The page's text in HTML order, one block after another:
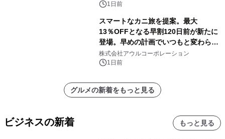
1日前
スマートなカニ旅を提案。最大
13％OFFとなる早割120日前が新たに
登場。早めの計画でいつもと変わらぬ
大人の冬旅を。ー夕日ヶ浦温泉「佳松
苑 別邸ふうか」ー
株式会社アウルコーポレーション
1日前
グルメの新着をもっと見る
ビジネスの新着 もっと見る